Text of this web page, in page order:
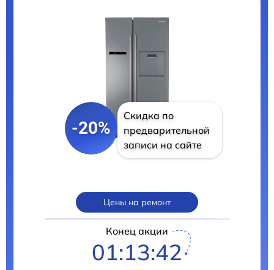
-20%
Скидка по
предварительной
записи на сайте
Цены на ремонт
Конец акции
01:13:40